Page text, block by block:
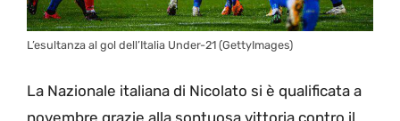
L’esultanza al gol dell’Italia Under-21 (GettyImages)
La Nazionale italiana di Nicolato si è qualificata a